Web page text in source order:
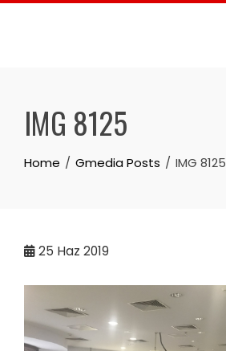
Skip
IMG 8125
Home Gmedia Posts IMG 8125
25 Haz 2019